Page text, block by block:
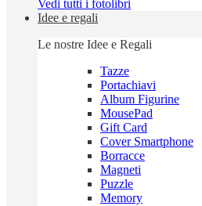
Vedi tutti i fotolibri
Idee e regali
Le nostre Idee e Regali
Tazze
Portachiavi
Album Figurine
MousePad
Gift Card
Cover Smartphone
Borracce
Magneti
Puzzle
Memory